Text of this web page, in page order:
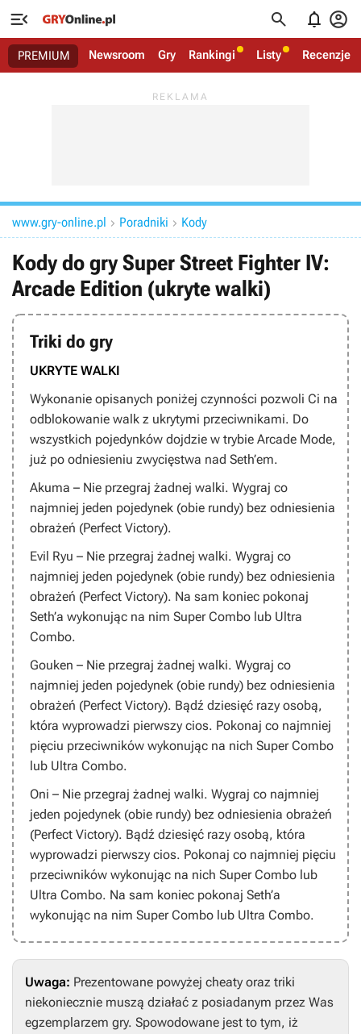
   
PREMIUM Newsroom Gry Rankingi Listy Recenzje
www.gry-online.pl  Poradniki  Kody
Kody do gry Super Street Fighter IV:
Arcade Edition (ukryte walki)
Triki do gry
UKRYTE WALKI
Wykonanie opisanych poniżej czynności pozwoli Ci na
odblokowanie walk z ukrytymi przeciwnikami. Do
wszystkich pojedynków dojdzie w trybie Arcade Mode,
już po odniesieniu zwycięstwa nad Seth’em.
Akuma – Nie przegraj żadnej walki. Wygraj co
najmniej jeden pojedynek (obie rundy) bez odniesienia
obrażeń (Perfect Victory).
Evil Ryu – Nie przegraj żadnej walki. Wygraj co
najmniej jeden pojedynek (obie rundy) bez odniesienia
obrażeń (Perfect Victory). Na sam koniec pokonaj
Seth’a wykonując na nim Super Combo lub Ultra
Combo.
Gouken – Nie przegraj żadnej walki. Wygraj co
najmniej jeden pojedynek (obie rundy) bez odniesienia
obrażeń (Perfect Victory). Bądź dziesięć razy osobą,
która wyprowadzi pierwszy cios. Pokonaj co najmniej
pięciu przeciwników wykonując na nich Super Combo
lub Ultra Combo.
Oni – Nie przegraj żadnej walki. Wygraj co najmniej
jeden pojedynek (obie rundy) bez odniesienia obrażeń
(Perfect Victory). Bądź dziesięć razy osobą, która
wyprowadzi pierwszy cios. Pokonaj co najmniej pięciu
przeciwników wykonując na nich Super Combo lub
Ultra Combo. Na sam koniec pokonaj Seth’a
wykonując na nim Super Combo lub Ultra Combo.
Uwaga: Prezentowane powyżej cheaty oraz triki
niekoniecznie muszą działać z posiadanym przez Was
egzemplarzem gry. Spowodowane jest to tym, iż